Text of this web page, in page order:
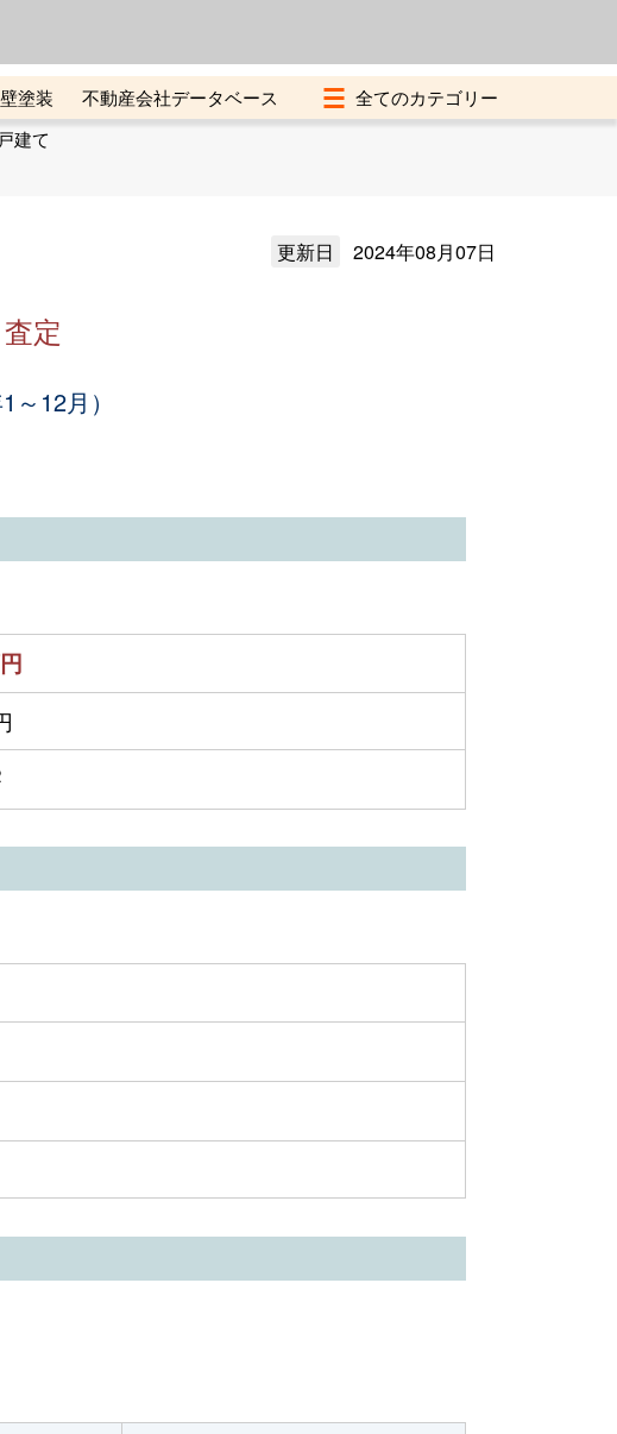
塗装
不動産会社データベース
スク
建て
更新日 2024年08月07日
定
12月）